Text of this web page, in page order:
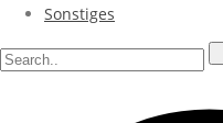
Sonstiges